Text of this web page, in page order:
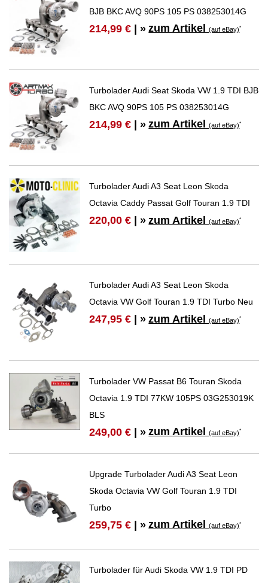
BJB BKC AVQ 90PS 105 PS 038253014G
214,99 € | » zum Artikel(auf eBay)*
Turbolader Audi Seat Skoda VW 1.9 TDI BJB
BKC AVQ 90PS 105 PS 038253014G
214,99 € | » zum Artikel(auf eBay)*
Turbolader Audi A3 Seat Leon Skoda
Octavia Caddy Passat Golf Touran 1.9 TDI
220,00 € | » zum Artikel(auf eBay)*
Turbolader Audi A3 Seat Leon Skoda
Octavia VW Golf Touran 1.9 TDI Turbo Neu
247,95 € | » zum Artikel(auf eBay)*
Turbolader VW Passat B6 Touran Skoda
Octavia 1.9 TDI 77KW 105PS 03G253019K
BLS
249,00 € | » zum Artikel(auf eBay)*
Upgrade Turbolader Audi A3 Seat Leon
Skoda Octavia VW Golf Touran 1.9 TDI
Turbo
259,75 € | » zum Artikel(auf eBay)*
Turbolader für Audi Skoda VW 1.9 TDI PD